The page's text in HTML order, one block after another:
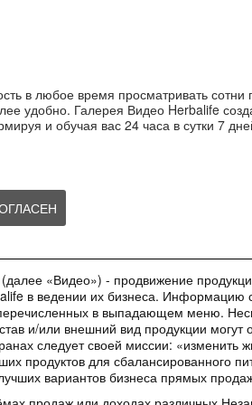
в любое время просматривать сотни
удобно. Галерея Видео Herbalife
и обучая вас 24 часа в сутки 7
«Видео») - продвижение
в ведении их бизнеса. Информацию с
в выпадающем меню.
и/или внешний вид продукции могут
следует своей миссии: «изменить
продуктов для сбалансированного
вариантов бизнеса прямых
1:42:21
35:00
Обучающее приложение
HN GROW
Вы узнаете ВСЕ о новом
обучающем инструменте –
приложении HN GROW.
Вебинар «Digital-
инструменты»
Marketing в котором
ВСЕ о digital-